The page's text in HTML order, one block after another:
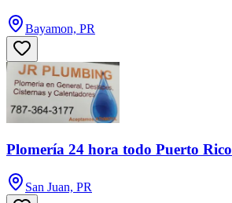
Bayamon, PR
Plomería 24 hora todo Puerto Rico
San Juan, PR